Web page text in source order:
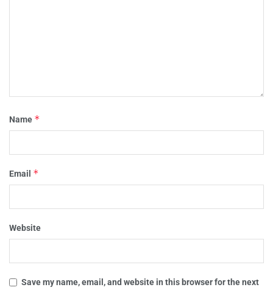
Name *
Email *
Website
Save my name, email, and website in this browser for the next